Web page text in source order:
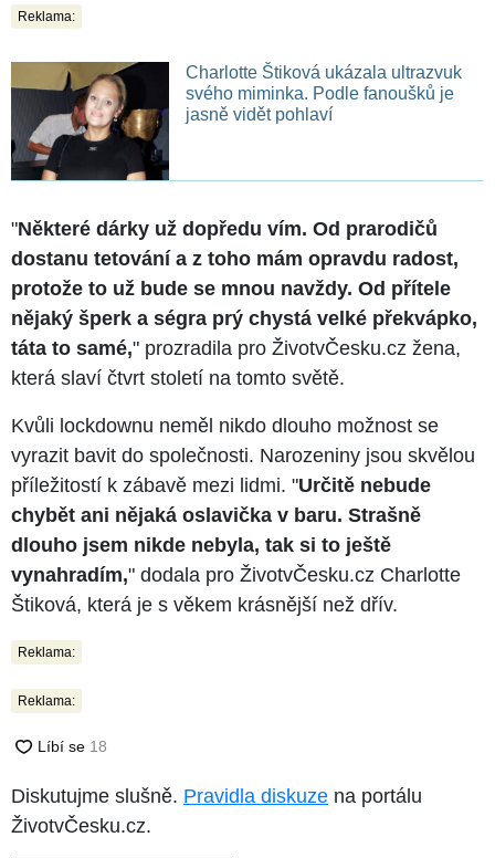
Reklama:
Charlotte Štiková ukázala ultrazvuk
svého miminka. Podle fanoušků je
jasně vidět pohlaví
"Některé dárky už dopředu vím. Od prarodičů
dostanu tetování a z toho mám opravdu radost,
protože to už bude se mnou navždy. Od přítele
nějaký šperk a ségra prý chystá velké překvápko,
táta to samé," prozradila pro ŽivotvČesku.cz žena,
která slaví čtvrt století na tomto světě.
Kvůli lockdownu neměl nikdo dlouho možnost se
vyrazit bavit do společnosti. Narozeniny jsou skvělou
příležitostí k zábavě mezi lidmi. "Určitě nebude
chybět ani nějaká oslavička v baru. Strašně
dlouho jsem nikde nebyla, tak si to ještě
vynahradím," dodala pro ŽivotvČesku.cz Charlotte
Štiková, která je s věkem krásnější než dřív.
Reklama:
Reklama:
Diskutujme slušně. Pravidla diskuze na portálu
ŽivotvČesku.cz.